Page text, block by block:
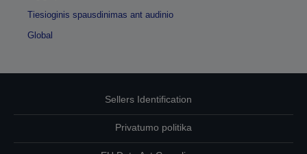
Tiesioginis spausdinimas ant audinio
Global
Sellers Identification
Privatumo politika